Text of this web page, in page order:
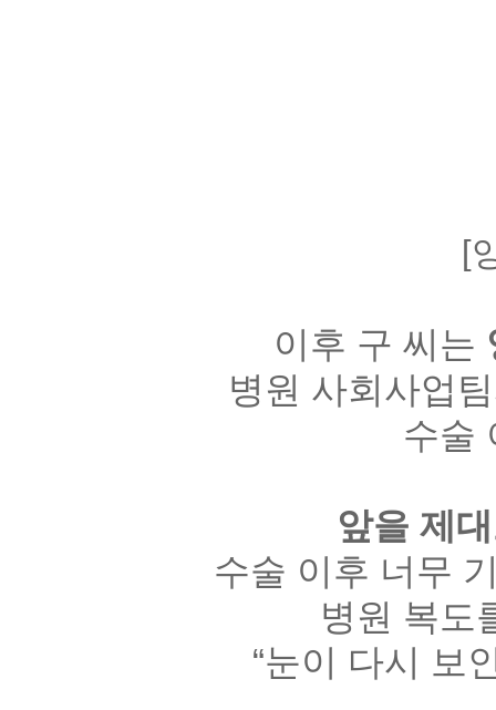
[
이후 구 씨는
병원 사회사업
수술
앞을 제
수술 이후 너무
병원 복도
“눈이 다시 보